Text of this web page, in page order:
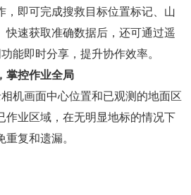
，即可完成搜救目标位置标记、山
快速获取准确数据后，还可通过遥
能即时分享，提升协作效率。
掌控作业全局
机画面中心位置和已观测的地面区
作业区域，在无明显地标的情况下
复和遗漏。